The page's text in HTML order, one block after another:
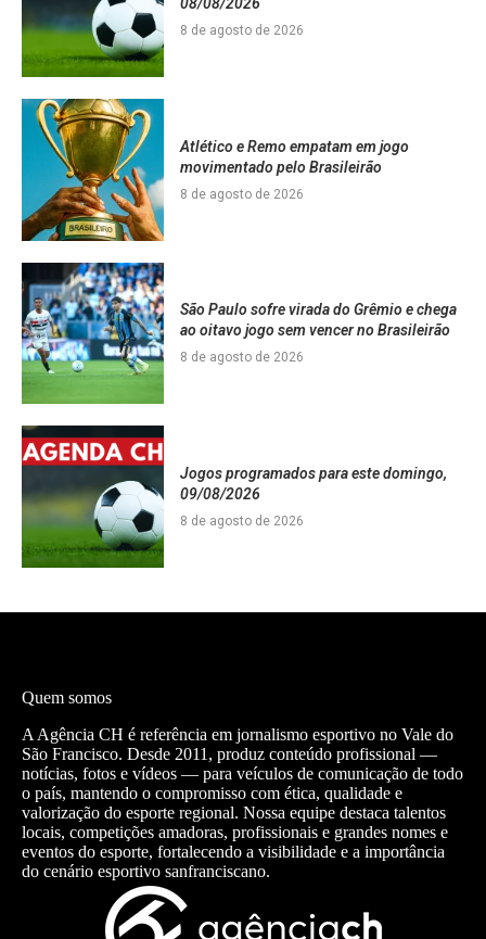
08/08/2026
8 de agosto de 2026
Atlético e Remo empatam em jogo
movimentado pelo Brasileirão
8 de agosto de 2026
São Paulo sofre virada do Grêmio e chega
ao oitavo jogo sem vencer no Brasileirão
8 de agosto de 2026
Jogos programados para este domingo,
09/08/2026
8 de agosto de 2026
Quem somos
A Agência CH é referência em jornalismo esportivo no Vale do
São Francisco. Desde 2011, produz conteúdo profissional —
notícias, fotos e vídeos — para veículos de comunicação de todo
o país, mantendo o compromisso com ética, qualidade e
valorização do esporte regional. Nossa equipe destaca talentos
locais, competições amadoras, profissionais e grandes nomes e
eventos do esporte, fortalecendo a visibilidade e a importância
do cenário esportivo sanfranciscano.